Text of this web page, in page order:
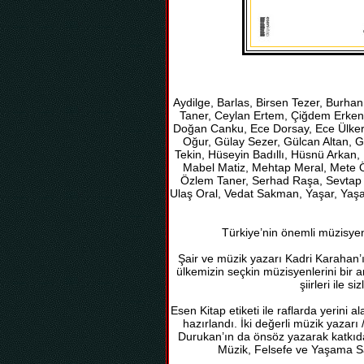
Aydilge, Barlas, Birsen Tezer,
Taner, Ceylan Ertem, Çiğdem
Doğan Canku, Ece Dorsay, Ece
Oğur, Gülay Sezer, Gülcan Altan,
Tekin, Hüseyin Badıllı, Hüsnü
Mabel Matiz, Mehtap Meral, Mete
Özlem Taner, Serhad Raşa,
Ulaş Oral, Vedat Sakman, Yaşar,
Türkiye’nin önemli
Şair ve müzik yazarı Kadri
ülkemizin seçkin müzisyenlerini bir
şiirleri ile
Esen Kitap etiketi ile raflarda yerini
hazırlandı. İki değerli müzik
Durukan’ın da önsöz yazarak
Müzik, Felsefe ve Yaşama